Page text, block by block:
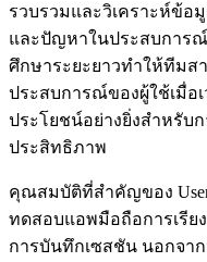
รวบรวมและวิเคราะห์ข้อ
และปัญหาในประสบการ
ศึกษาระยะยาวทำให้ทีมส
ประสบการณ์ของผู้ใช้เมื่อ
ประโยชน์อย่างยิ่งสำหรั
ประสิทธิภาพ
คุณสมบัติที่สำคัญของ
ทดสอบแอพมือถือการเรีย
การบันทึกเซสชัน นอกจา